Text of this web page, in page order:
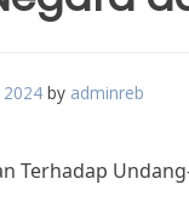
by adminreb
Terhadap